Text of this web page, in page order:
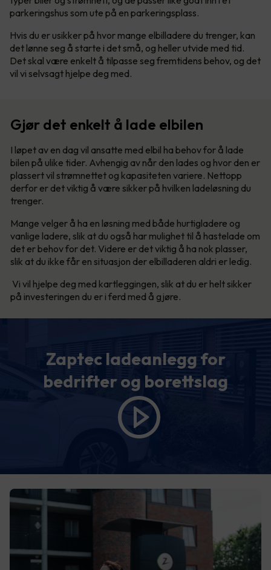
parkeringshus som ute på en parkeringsplass.
Hvis du er usikker på hvor mange elbilladere du trenger, kan
det lønne seg å starte i det små, og heller utvide med tid.
Det skal være enkelt å tilpasse seg fremtidens behov, og det
vil vi selvsagt hjelpe deg med.
Gjør det enkelt å lade elbilen
I løpet av en dag vil ansatte med elbil ha behov for å lade
bilen på ulike tider. Avhengig av når den lades og hvor den er
plassert vil strømnettet og kapasiteten variere. Nettopp
derfor er det viktig å være sikker på hvilken ladeløsning du
trenger.
Mange velger å ha en løsning med både hurtigladere og
vanlige ladere, slik at du også har mulighet til å hastelade om
det er behov for det. Videre er det viktig å ha nok plasser,
slik at du ikke får en situasjon der elbilladeren aldri er ledig.
Vi vil hjelpe deg med kartleggingen, slik at du er helt sikker
på investeringen du er i ferd med å gjøre.
Zaptec ladeanlegg for
bedrifter og borettslag